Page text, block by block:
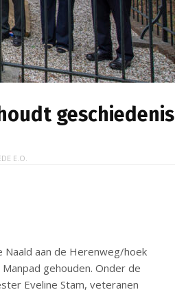
geschiedenis
E.O.
aan de Herenweg/hoek
gehouden. Onder de
Eveline Stam, veteranen